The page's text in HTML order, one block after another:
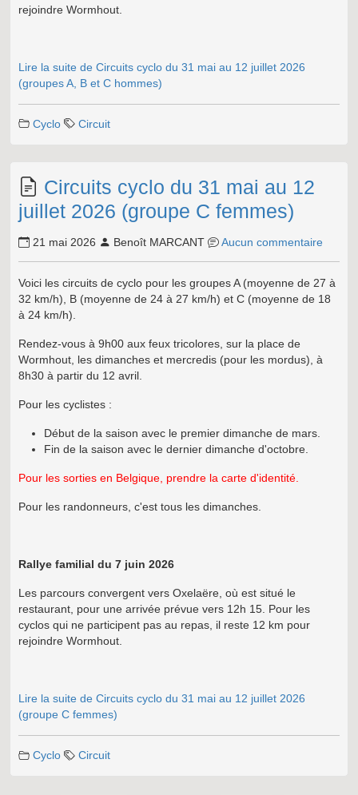
rejoindre Wormhout.
Lire la suite de Circuits cyclo du 31 mai au 12 juillet 2026
(groupes A, B et C hommes)
Cyclo Circuit
Circuits cyclo du 31 mai au 12
juillet 2026 (groupe C femmes)
21 mai 2026 Benoît MARCANT Aucun commentaire
Voici les circuits de cyclo pour les groupes A (moyenne de 27 à
32 km/h), B (moyenne de 24 à 27 km/h) et C (moyenne de 18
à 24 km/h).
Rendez-vous à 9h00 aux feux tricolores, sur la place de
Wormhout, les dimanches et mercredis (pour les mordus), à
8h30 à partir du 12 avril.
Pour les cyclistes :
Début de la saison avec le premier dimanche de mars.
Fin de la saison avec le dernier dimanche d'octobre.
Pour les sorties en Belgique, prendre la carte d'identité.
Pour les randonneurs, c'est tous les dimanches.
Rallye familial du 7 juin 2026
Les parcours convergent vers Oxelaëre, où est situé le
restaurant, pour une arrivée prévue vers 12h 15. Pour les
cyclos qui ne participent pas au repas, il reste 12 km pour
rejoindre Wormhout.
Lire la suite de Circuits cyclo du 31 mai au 12 juillet 2026
(groupe C femmes)
Cyclo Circuit